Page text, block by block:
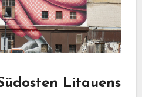
Litauens